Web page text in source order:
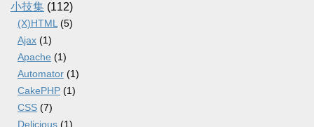
小技集 (112)
(X)HTML (5)
Ajax (1)
Apache (1)
Automator (1)
CakePHP (1)
CSS (7)
Delicious (1)